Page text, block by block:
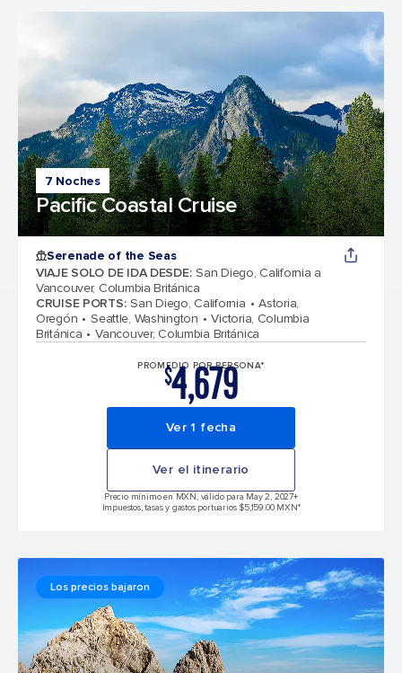
7 Noches
Pacific Coastal Cruise
Serenade of the Seas
VIAJE SOLO DE IDA DESDE: San Diego, California a
Vancouver, Columbia Británica
CRUISE PORTS: San Diego, California
Astoria,
Oregón
Seattle, Washington
Victoria, Columbia
Británica
Vancouver, Columbia Británica
PROMEDIO POR PERSONA*
$4,679
Ver 1 fecha
Ver el itinerario
Precio mínimo en MXN, válido para May 2, 2027+
Impuestos, tasas y gastos portuarios $5,159.00 MXN*
Los precios bajaron